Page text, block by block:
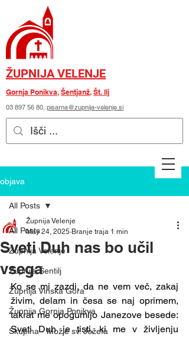
ŽUPNIJA VELENJE
Gornja Ponikva, Šentjanž, Št. Ilj
03 897 56 80, pisarna@zupnija-velenje.si
objava
All Posts
Župnija Velenje
Župnija Šentilj
Župnija Vinska Gora
Župnija Gornja Ponikva
Skupina - Možje sv. Jožefa
All Posts
Sveti Duh nas bo učil
vsega
Župnija Velenje
May 24, 2025 Branje traja 1 min
Ko se mi zazdi, da ne vem več, zakaj
živim, delam in česa se naj oprimem,
takrat me opogumijo Janezove besede:
Sveti Duh je tisti, ki me v življenju